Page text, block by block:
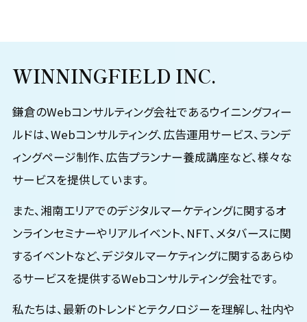
WINNINGFIELD INC.
鎌倉のWebコンサルティング会社であるウイニングフィー
ルドは、Webコンサルティング、広告運用サービス、ランデ
ィングページ制作、広告プランナー養成講座など、様々な
サービスを提供しています。
また、湘南エリアでのデジタルマーケティングに関するオ
ンラインセミナーやリアルイベント、NFT、メタバースに関
するイベントなど、デジタルマーケティングに関するあらゆ
るサービスを提供するWebコンサルティング会社です。
私たちは、最新のトレンドとテクノロジーを理解し、社内や